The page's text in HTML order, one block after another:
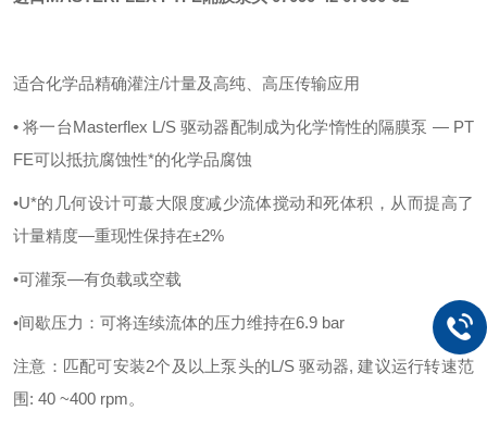
适合化学品精确灌注/计量及高纯、高压传输应用
• 将一台Masterflex L/S 驱动器配制成为化学惰性的隔膜泵 — PT
FE可以抵抗腐蚀性*的化学品腐蚀
•U*的几何设计可蕞大限度减少流体搅动和死体积，从而提高了
计量精度—重现性保持在±2%
•可灌泵—有负载或空载
•间歇压力：可将连续流体的压力维持在6.9 bar
注意：匹配可安装2个及以上泵头的L/S 驱动器, 建议运行转速范
围: 40 ~400 rpm。